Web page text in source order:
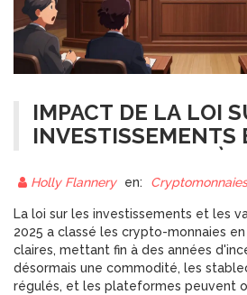
IMPACT DE LA LOI
INVESTISSEMENTS
VALEURS
SUR LE TRADING
MONNAIES
Holly Flannery en: Cryptomonnaies
La loi sur les investissements et les
2025 a classé les crypto-monnaies
claires, mettant fin à des années
désormais une commodité, les
régulés, et les plateformes peuvent